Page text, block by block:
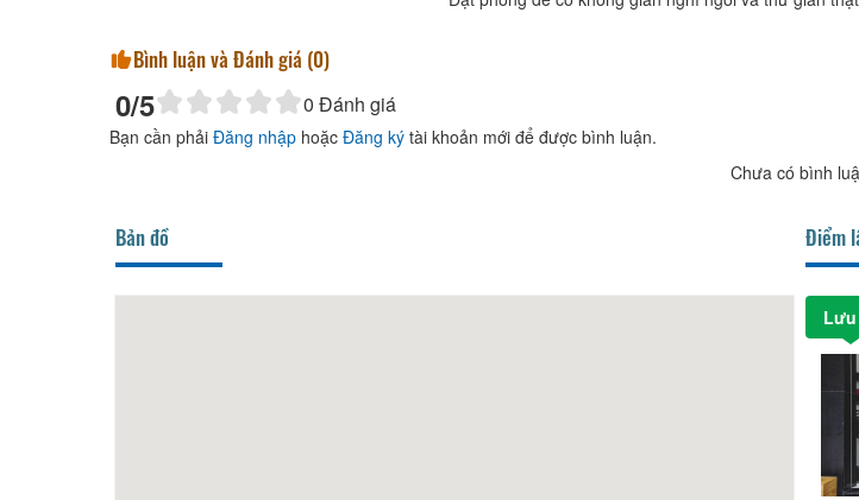
Bình luận và Đánh giá (0)
0/5 0 Đánh giá
Bạn cần phải Đăng nhập hoặc Đăng ký tài khoản mới để được bình luận.
Chưa có bình
Bản đồ Điểm